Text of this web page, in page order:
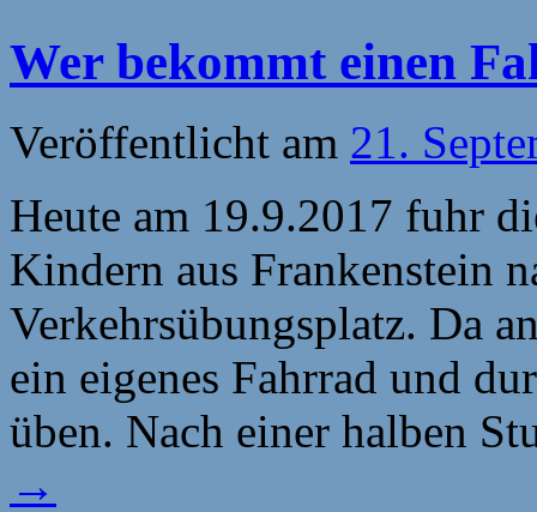
ist
alles
dran
Wer bekommt einen
Veröffentlicht am 21.
Heute am 19.9.2017 fuhr
Kindern aus Frankenstein
Verkehrsübungsplatz. Da
ein eigenes Fahrrad und
üben. Nach einer halben
→